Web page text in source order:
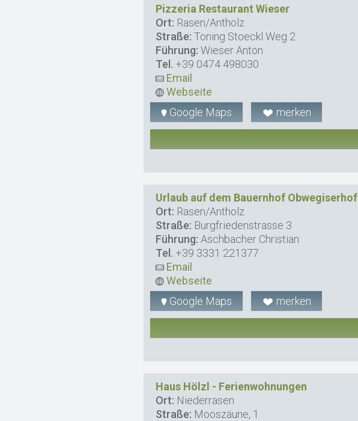
Pizzeria Restaurant Wieser
Ort: Rasen/Antholz
Straße: Toning Stoeckl Weg 2
Führung: Wieser Anton
Tel. +39 0474 498030
Email
Webseite
Google Maps
merken
Urlaub auf dem Bauernhof Obwegiserhof
Ort: Rasen/Antholz
Straße: Burgfriedenstrasse 3
Führung: Aschbacher Christian
Tel. +39 3331 221377
Email
Webseite
Google Maps
merken
Haus Hölzl - Ferienwohnungen
Ort: Niederrasen
Straße: Mooszäune, 1